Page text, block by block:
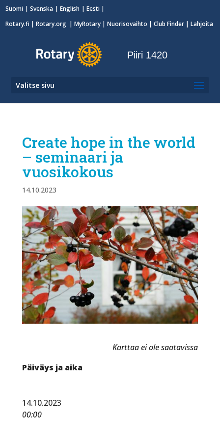
Suomi Svenska English
Eesti
Rotary.fi |Rotary.org |MyRotary |Nuorisovaihto | Club Finder | Lahjoita
Piiri 1420
Valitse sivu
Create hope in the world
– seminaari ja
vuosikokous
14.10.2023
Karttaa ei ole saatavissa
Päiväys ja aika
14.10.2023
00:00